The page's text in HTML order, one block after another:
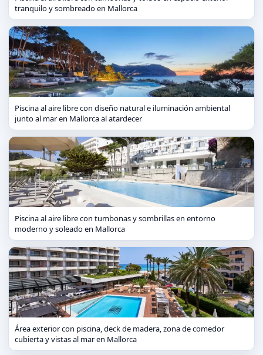
tranquilo y sombreado en Mallorca
Piscina al aire libre con diseño natural e iluminación ambiental
junto al mar en Mallorca al atardecer
Piscina al aire libre con tumbonas y sombrillas en entorno
moderno y soleado en Mallorca
Área exterior con piscina, deck de madera, zona de comedor
cubierta y vistas al mar en Mallorca